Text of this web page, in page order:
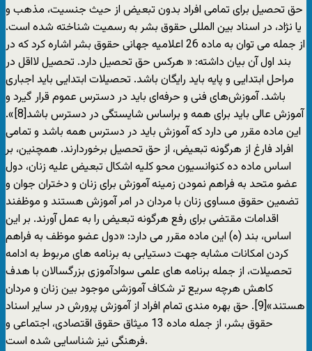
حق تحصیل برای تمامی افراد بدون تبعیض از حیث جنسیت، مذهب و
یا نژاد، در اسناد بین المللی حقوق بشر به رسمیت شناخته شده است.
از جمله می توان به ماده 26 اعلامیه جهانی حقوق بشر اشاره کرد که در
بند اول آن بیان داشته: « هرکس حق تحصیل دارد. تحصیل لااقل در
مراحل ابتدایی و پایه باید رایگان باشد. تحصیلات ابتدایی باید اجباری
باشد. آموزش‌های فنی و حرفه‌ای باید در دسترس عموم قرار گیرد و
آموزش عالی باید برای همه و براساس شایستگی در دسترس باشد[8]».
این ماده مقرر می دارد که آموزش باید در دسترس همه باشد و تمامی
افراد فارغ از هرگونه تبعیض، از حق تحصیل برخوردارند. همچنین، بر
اساس ماده ده کنوانسیون محو کلیه اشکال تبعیض علیه زنان، دول
عضو متحد به فراهم نمودن زمینه آموزش برای زنان و دختران جوان و
تضمین حقوق مساوی زنان با مردان در امر آموزش هستند و موظفند
اقدامات مقتضی برای رفع هرگونه تبعیض را به عمل آورند. بر این
اساس، بند (ه) این ماده مقرر می دارد: «دول عضو موظف به فراهم
کردن امکانات مشابه جهت دستیابی به برنامه های مربوط به ادامه
تحصیلات، از جمله برنامه های علمی سوادآموزی بزرگسالان با هدف
کاهش هرچه سریع تر شکاف آموزشی موجود بین زنان و مردان
هستند»[9]. حق بهره مندی تمام افراد از آموزش پرورش در سایر اسناد
حقوق بشر، از جمله ماده 13 میثاق حقوق اقتصادی، اجتماعی و
فرهنگی نیز شناسایی شده است.